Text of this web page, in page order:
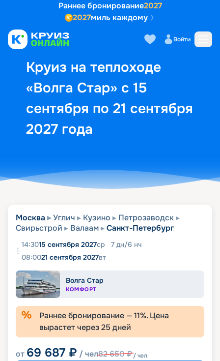
Раннее бронирование2027
2027миль каждому
Войти
Круиз на теплоходе
«Волга Стар» с 15
сентября по 21 сентября
2027 года
Выбор кают Маршрут и
Москва Углич Кузино
Петрозаводск
Свирьстрой
Валаам Санкт-Петербург
14:3015 сентября 2027ср 7 дн/6 нч
08:0021 сентября 2027вт
Волга Стар
КОМФОРТ
Раннее бронирование —11%. Цена
вырастет через25 дней
от 69 687 ₽ / чел82 650₽/ чел